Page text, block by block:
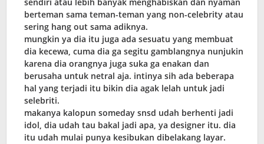
sendiri atau lebih banyak menghabiskan dan nyaman
berteman sama teman-teman yang non-celebrity atau
sering hang out sama adiknya.
mungkin ya dia itu juga ada sesuatu yang membuat
dia kecewa, cuma dia ga segitu gamblangnya nunjukin
karena dia orangnya juga suka ga enakan dan
berusaha untuk netral aja. intinya sih ada beberapa
hal yang terjadi itu bikin dia agak lelah untuk jadi
selebriti.
makanya kalopun someday snsd udah berhenti jadi
idol, dia udah tau bakal jadi apa, ya designer itu. dia
itu udah mulai punya kesibukan dibelakang layar.